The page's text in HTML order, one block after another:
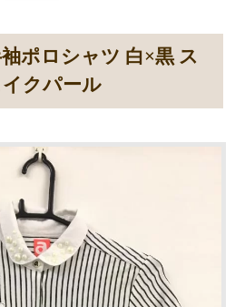
ポロシャツ 白×黒 ス
イクパール